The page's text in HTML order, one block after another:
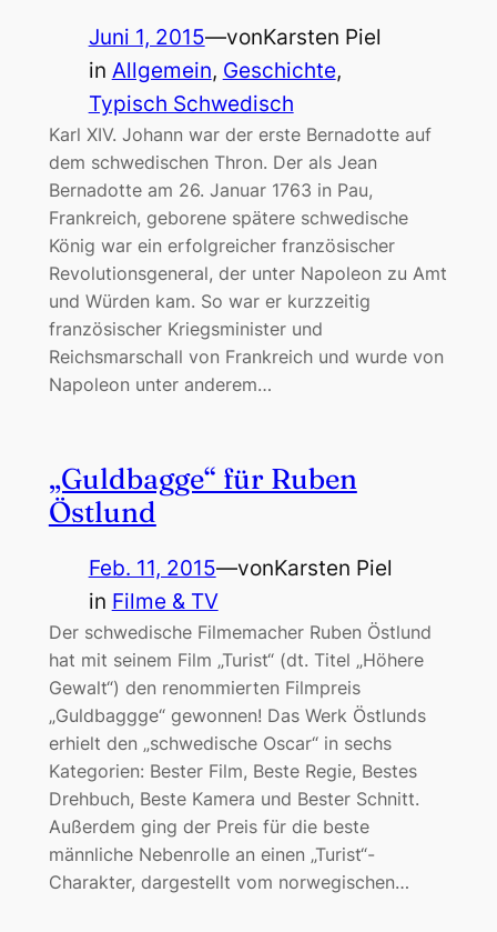
Juni 1, 2015—vonKarsten Piel
in Allgemein, Geschichte
Typisch Schwedisch
Karl XIV. Johann war der erste Bernadotte auf
dem schwedischen Thron. Der als Jean
Bernadotte am 26. Januar 1763 in Pau,
Frankreich, geborene spätere schwedische
König war ein erfolgreicher französischer
Revolutionsgeneral, der unter Napoleon zu Amt
und Würden kam. So war er kurzzeitig
französischer Kriegsminister und
Reichsmarschall von Frankreich und wurde von
Napoleon unter anderem…
„Guldbagge“ für Ruben
Östlund
Feb. 11, 2015—vonKarsten Piel
in Filme & TV
Der schwedische Filmemacher Ruben Östlund
hat mit seinem Film „Turist“ (dt. Titel „Höhere
Gewalt“) den renommierten Filmpreis
„Guldbaggge“ gewonnen! Das Werk Östlunds
erhielt den „schwedische Oscar“ in sechs
Kategorien: Bester Film, Beste Regie, Bestes
Drehbuch, Beste Kamera und Bester Schnitt.
Außerdem ging der Preis für die beste
männliche Nebenrolle an einen „Turist“-
Charakter, dargestellt vom norwegischen…